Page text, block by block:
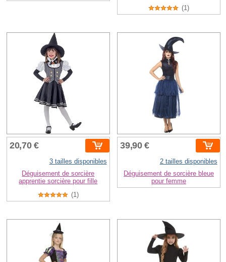
(1)
20,70 €
3 tailles disponibles
Déguisement de sorcière
apprentie sorcière pour fille
(1)
39,90 €
2 tailles disponibles
Déguisement de sorcière bleue
pour femme